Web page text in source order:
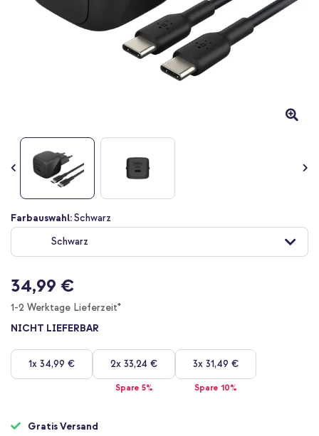
Zum
Anfang
Bildgalerie
Farbauswahl:Schwarz
Schwarz
34,99 €
1-2 Werktage Lieferzeit*
NICHT LIEFERBAR
1x 34,99 € 2x 33,24 €
Spare 5%
3x 31,49 €
Spare 10%
Gratis Versand